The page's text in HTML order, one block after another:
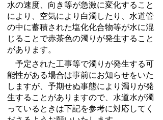
水の速度、向き等が急激に変化すること
により、空気により白濁したり、水道管
の中に蓄積された塩化化合物等が水に混
じることで赤茶色の濁りが発生すること
があります。
予定された工事等で濁りが発生する可
能性がある場合は事前にお知らせをいた
しますが、予期せぬ事態により濁りが発
生することがありますので、水道水が濁
っているときは下記を参考に対応してく